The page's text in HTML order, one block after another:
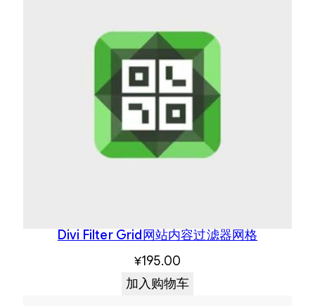
Divi Filter Grid网站内容过滤器网格
¥195.00
加入购物车